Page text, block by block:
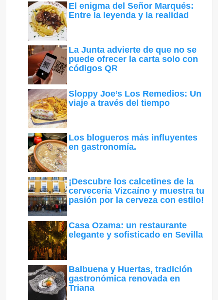
El enigma del Señor Marqués:
Entre la leyenda y la realidad
La Junta advierte de que no se
puede ofrecer la carta solo con
códigos QR
Sloppy Joe’s Los Remedios: Un
viaje a través del tiempo
Los blogueros más influyentes
en gastronomía.
¡Descubre los calcetines de la
cervecería Vizcaíno y muestra tu
pasión por la cerveza con estilo!
Casa Ozama: un restaurante
elegante y sofisticado en Sevilla
Balbuena y Huertas, tradición
gastronómica renovada en
Triana